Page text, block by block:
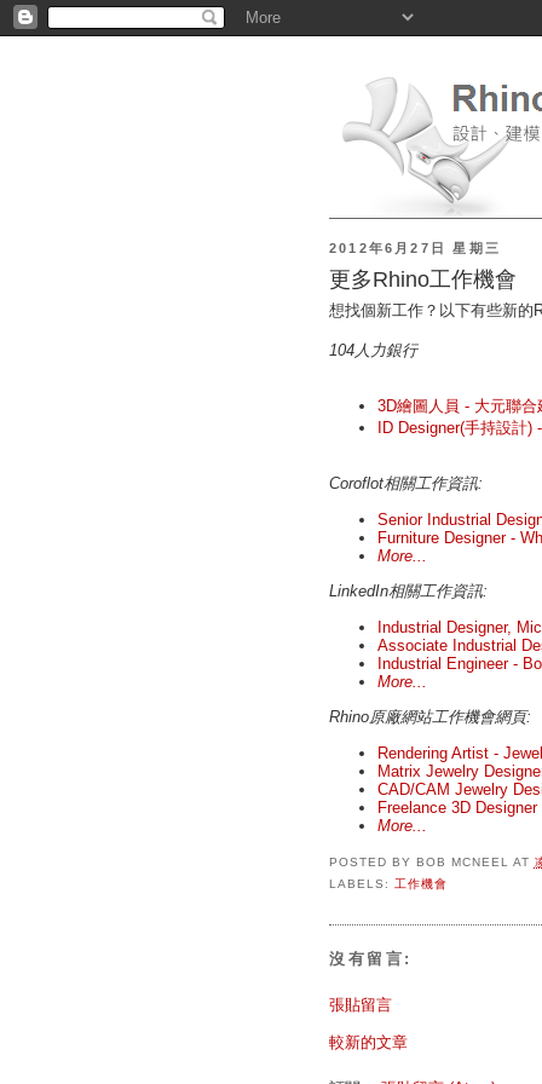
2012年6月27日 星期三
更多Rhino工作機會
想找個新工作？以下有些新的
104人力銀行
3D繪圖人員 - 大元聯
ID Designer(手持設計
Coroflot相關工作資訊:
Senior Industrial
Furniture Designer -
More...
LinkedIn相關工作資訊:
Industrial Designer,
Associate Industrial
Industrial Engineer -
More...
Rhino原廠網站工作機會網頁:
Rendering Artist -
Matrix Jewelry
CAD/CAM Jewelry
Freelance 3D
More...
POSTED BY BOB MCNEEL AT
LABELS: 工作機會
沒有留言:
張貼留言
較新的文章